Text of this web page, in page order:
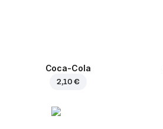
Coca-Cola
2,10 €